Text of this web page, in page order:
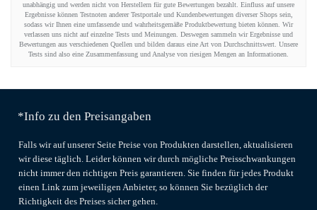
unabhängig und werden nicht von Herstellern für gute Bewertungen bezahlt. Einfluss auf unsere
Ergebnisse können Testnoten anderer Testportale und Kundenbewertungen diverser Shops sein,
sodass wir Ihnen eine umfassende und wahrheitsgemäße Produktbewertung bieten können. Wir
verlassen uns nicht auf einzelne Tests und Meinungen. Deswegen sammeln wir Ergebnisse und
Bewertungen aus verschiedenen Quellen und bilden daraus eine Art von Durchschnittswert. Unsere
Tests sind also eine Zusammenfassung und Analyse von riesigen Mengen an Informationen.
*Info zu den Preisangaben
Falls wir auf unserer Seite Preise von Produkten darstellen, aktualisieren
wir diese täglich. Leider können wir durch mögliche Preisschwankungen
nicht immer den richtigen Preis garantieren. Sie finden für jedes Produkt
einen Link zum jeweiligen Anbieter, so können Sie bezüglich der
Richtigkeit des Preises sicher gehen.